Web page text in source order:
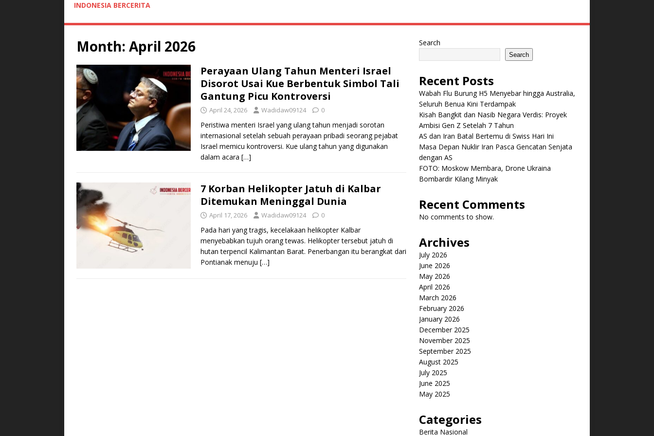
INDONESIA BERCERITA
Month: April 2026
Perayaan Ulang Tahun Menteri Israel
Disorot Usai Kue Berbentuk Simbol Tali
Gantung Picu Kontroversi
April 24, 2026 Wadidaw09124 0
Peristiwa menteri Israel yang ulang tahun menjadi sorotan
internasional setelah sebuah perayaan pribadi seorang pejabat
Israel memicu kontroversi. Kue ulang tahun yang digunakan
dalam acara […]
7 Korban Helikopter Jatuh di Kalbar
Ditemukan Meninggal Dunia
April 17, 2026 Wadidaw09124 0
Pada hari yang tragis, kecelakaan helikopter Kalbar
menyebabkan tujuh orang tewas. Helikopter tersebut jatuh di
hutan terpencil Kalimantan Barat. Penerbangan itu berangkat dari
Pontianak menuju […]
Search
Search
Recent Posts
Wabah Flu Burung H5 Menyebar hingga Australia,
Seluruh Benua Kini Terdampak
Kisah Bangkit dan Nasib Negara Verdis: Proyek
Ambisi Gen Z Setelah 7 Tahun
AS dan Iran Batal Bertemu di Swiss Hari Ini
Masa Depan Nuklir Iran Pasca Gencatan Senjata
dengan AS
FOTO: Moskow Membara, Drone Ukraina
Bombardir Kilang Minyak
Recent Comments
No comments to show.
Archives
July 2026
June 2026
May 2026
April 2026
March 2026
February 2026
January 2026
December 2025
November 2025
September 2025
August 2025
July 2025
June 2025
May 2025
Categories
Berita Nasional